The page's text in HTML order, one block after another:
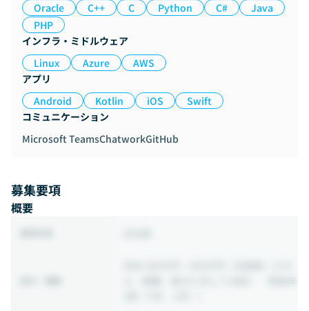
Oracle
C++ C Python C#
Java
PHP
インフラ・ミドルウェア
Linux
Azure
AWS
アプリ
Android
Kotlin iOS
Swift
コミュニケーション
Microsoft TeamsChatworkGitHub
募集要項
概要
ル、経験、能力に応じて決定） 昇給年